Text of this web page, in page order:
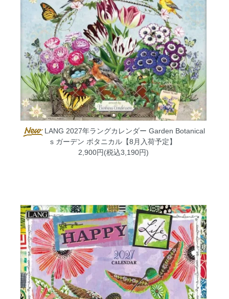
LANG 2027年ラングカレンダー Garden Botanical
s ガーデン ボタニカル【8月入荷予定】
2,900円(税込3,190円)